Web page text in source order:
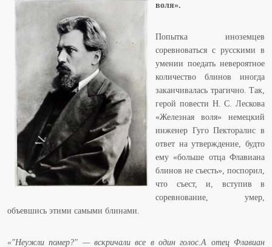
воля».
Попытка иноземцев
соревноваться с русскими в
умении поедать невероятное
количество блинов иногда
заканчивалась трагично. Так,
герой повести Н. С. Лескова
«Железная воля» немецкий
инженер Гуго Пекторалис в
ответ на утверждение, будто
ему «больше отца Флавиана
блинов не съесть», поспорил,
что съест, и, вступив в
соревнование, умер,
объевшись этими самыми блинами.
«"Неужли помер?" — вскричали все в один голос.А отец Флавиан